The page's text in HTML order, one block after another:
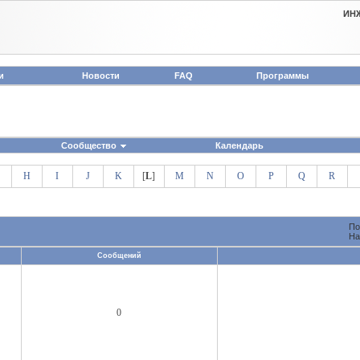
Новости FAQ Программы
Сообщество Календарь
H I J K [L] M N O P Q R
Сообщений
0